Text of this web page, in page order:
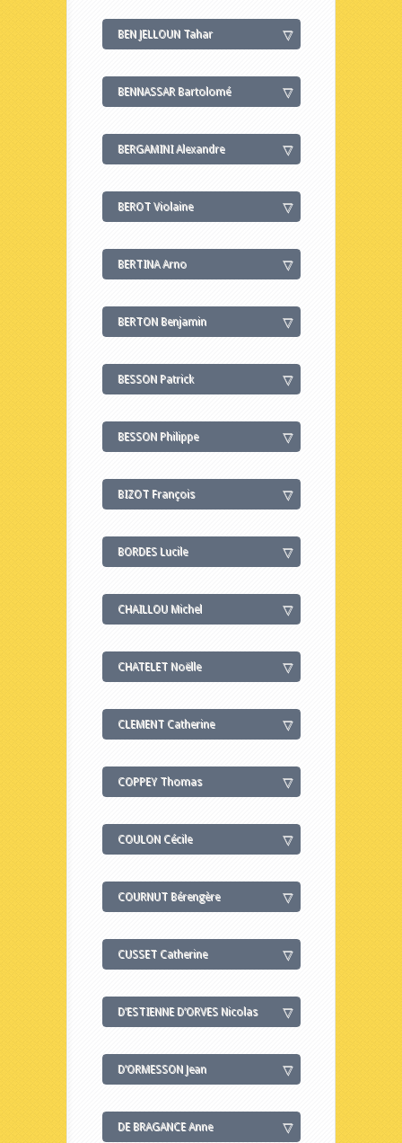
BEN JELLOUN Tahar
BENNASSAR Bartolomé
BERGAMINI Alexandre
BEROT Violaine
BERTINA Arno
BERTON Benjamin
BESSON Patrick
BESSON Philippe
BIZOT François
BORDES Lucile
CHAILLOU Michel
CHATELET Noëlle
CLEMENT Catherine
COPPEY Thomas
COULON Cécile
COURNUT Bérengère
CUSSET Catherine
D’ESTIENNE D’ORVES Nicolas
D’ORMESSON Jean
DE BRAGANCE Anne